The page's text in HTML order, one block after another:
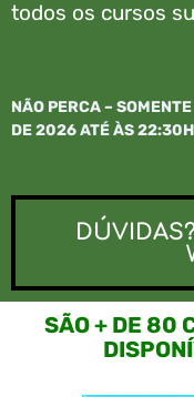
todos os cursos
NÃO PERCA –
DE 2026 ATÉ ÀS 22:30H
SÃO + DE 80